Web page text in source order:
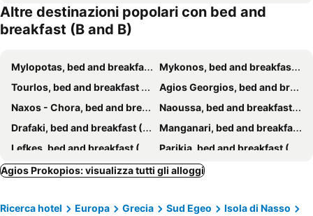
Altre destinazioni popolari con bed and
breakfast (B and B)
Mylopotas, bed and breakfast (B and B)
Mykonos, bed and breakfast (B and B)
Tourlos, bed and breakfast (B and B)
Agios Georgios, bed and breakfast (B and B)
Naxos - Chora, bed and breakfast (B and B)
Naoussa, bed and breakfast (B and B)
Drafaki, bed and breakfast (B and B)
Manganari, bed and breakfast (B and B)
Lefkes, bed and breakfast (B and B)
Parikia, bed and breakfast (B and B)
Alyki, bed and breakfast (B and B)
Parasporos, bed and breakfast (B and B)
Livadia - Paros, bed and breakfast (B and B)
Ios - Chora, bed and breakfast (B and B)
Agios Prokopios: visualizza tutti gli alloggi
Ricerca hotel Europa Grecia Sud Egeo
Isola di Nasso